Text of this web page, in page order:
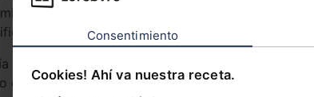
Consentimiento
Cookies! Ahí va nuestra receta.
de los trámites de audiencia e información
del procedimiento de urgencia” para
indicado que “atendiendo al ámbito físico en
de regulación, inciden títulos competenciales